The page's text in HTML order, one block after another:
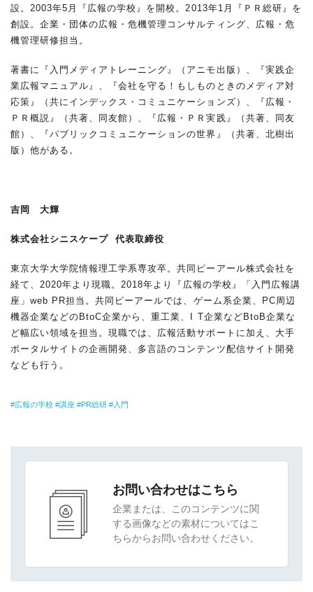
設。2003年5月『広報の学校』を開校。2013年1月『ＰＲ総研』を
創設。企業・団体の広報・危機管理コンサルティング、広報・危
機管理研修担当。
著書に『入門メディアトレーニング』（アニモ出版）、『実践企
業広報マニュアル』、『会社を守る！もしものときのメディア対
応策』（共にインデックス・コミュニケーションズ）、『広報・
ＰＲ概説』（共著、同友館）、『広報・ＰＲ実践』（共著、同友
館）、『パブリックコミュニケーションの世界』（共著、北樹出
版）他がある。
吉岡 大輝
株式会社シニスケープ 代表取締役
東京大学大学院情報理工学系専攻卒。共同ピーアール株式会社を
経て、2020年より現職。2018年より『広報の学校』「入門広報講
座」web PR担当。共同ピーアールでは、ゲーム系企業、PC周辺
機器企業などのBtoC企業から、重工業、I T企業などBtoB企業な
ど幅広い領域を担当。現職では、広報活動サポートに加え、大手
ポータルサイトの企画開発、多言語のコンテンツ配信サイト開発
なども行う。
広報の学校 講座 PR総研 入門
お問い合わせはこちら
企業または、このコンテンツに関
する画像などの素材についてはこ
ちらからお問い合わせください。